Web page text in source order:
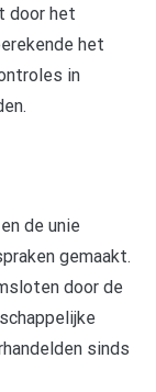
door het
het
in
de unie
gemaakt.
door de
sinds